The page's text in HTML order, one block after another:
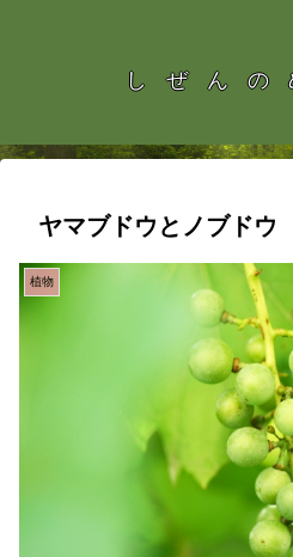
しぜんの
ヤマブドウとノブドウ
植物